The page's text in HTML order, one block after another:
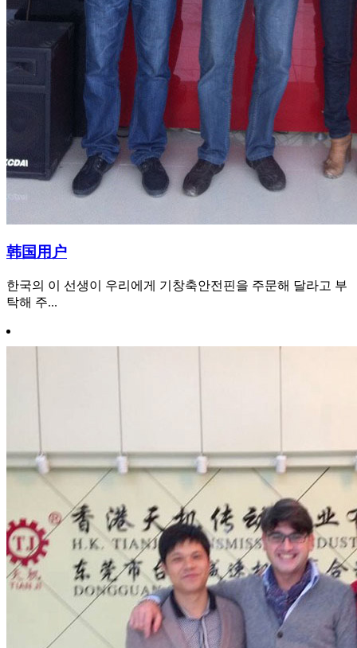
韩国用户
한국의 이 선생이 우리에게 기창축안전핀을 주문해 달라고 부
탁해 주...